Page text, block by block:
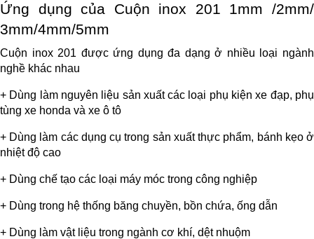
Ứng dụng của Cuộn inox 201 1mm /2mm/
3mm/4mm/5mm
Cuộn inox 201 được ứng dụng đa dạng ở nhiều loại ngành
nghề khác nhau
+ Dùng làm nguyên liệu sản xuất các loại phụ kiện xe đạp, phụ
tùng xe honda và xe ô tô
+ Dùng làm các dụng cụ trong sản xuất thực phẩm, bánh kẹo ở
nhiệt độ cao
+ Dùng chế tạo các loại máy móc trong công nghiệp
+ Dùng trong hệ thống băng chuyền, bồn chứa, ống dẫn
+ Dùng làm vật liệu trong ngành cơ khí, dệt nhuộm